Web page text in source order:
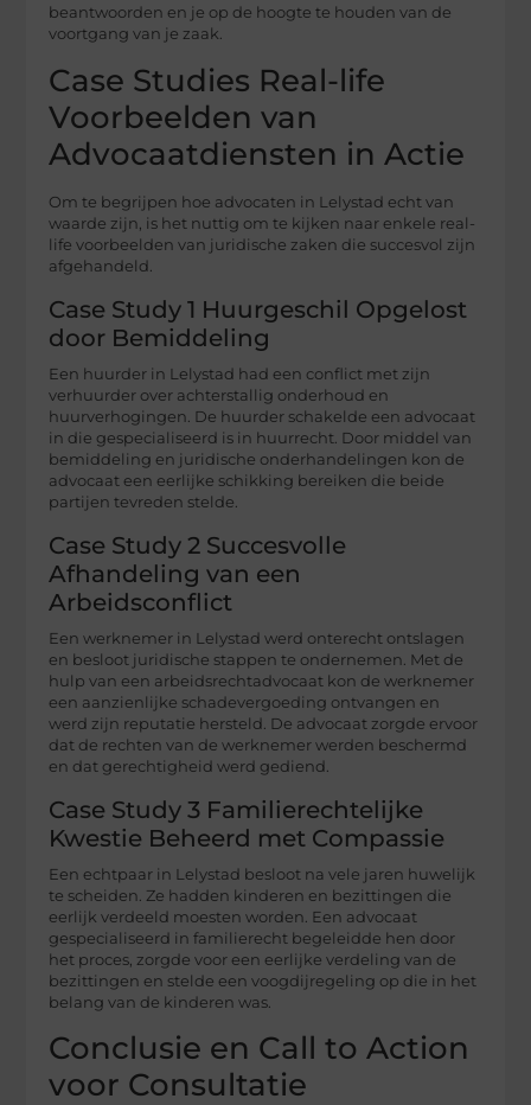
beantwoorden en je op de hoogte te houden van de
voortgang van je zaak.
Case Studies Real-life
Voorbeelden van
Advocaatdiensten in Actie
Om te begrijpen hoe advocaten in Lelystad echt van
waarde zijn, is het nuttig om te kijken naar enkele real-
life voorbeelden van juridische zaken die succesvol zijn
afgehandeld.
Case Study 1 Huurgeschil Opgelost
door Bemiddeling
Een huurder in Lelystad had een conflict met zijn
verhuurder over achterstallig onderhoud en
huurverhogingen. De huurder schakelde een advocaat
in die gespecialiseerd is in huurrecht. Door middel van
bemiddeling en juridische onderhandelingen kon de
advocaat een eerlijke schikking bereiken die beide
partijen tevreden stelde.
Case Study 2 Succesvolle
Afhandeling van een
Arbeidsconflict
Een werknemer in Lelystad werd onterecht ontslagen
en besloot juridische stappen te ondernemen. Met de
hulp van een arbeidsrechtadvocaat kon de werknemer
een aanzienlijke schadevergoeding ontvangen en
werd zijn reputatie hersteld. De advocaat zorgde ervoor
dat de rechten van de werknemer werden beschermd
en dat gerechtigheid werd gediend.
Case Study 3 Familierechtelijke
Kwestie Beheerd met Compassie
Een echtpaar in Lelystad besloot na vele jaren huwelijk
te scheiden. Ze hadden kinderen en bezittingen die
eerlijk verdeeld moesten worden. Een advocaat
gespecialiseerd in familierecht begeleidde hen door
het proces, zorgde voor een eerlijke verdeling van de
bezittingen en stelde een voogdijregeling op die in het
belang van de kinderen was.
Conclusie en Call to Action
voor Consultatie